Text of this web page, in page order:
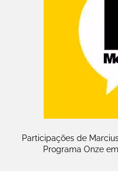
Participações de
Programa Onze